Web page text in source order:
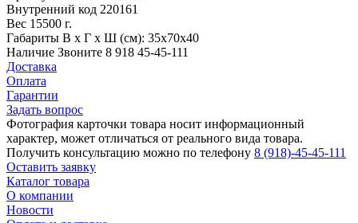
Внутренний код 220161
Вес 15500 г.
Габариты В х Г х Ш (см): 35х70х40
Наличие Звоните 8 918 45-45-111
Доставка
Оплата
Гарантии
Задать вопрос
Фотография карточки товара носит информационный
характер, может отличаться от реального вида товара.
Получить консультацию можно по телефону 8 (918)-45-45-111
Оставить заявку
Каталог товара
О компании
Новости